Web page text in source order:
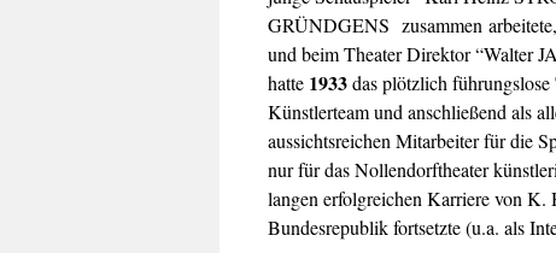
GRÜNDGENS zusammen
und beim Theater Direktor “Walter
hatte 1933das plötzlich führungslose
Künstlerteam und anschließend als
aussichtsreichen Mitarbeiter für die
nur für das Nollendorftheater
langen erfolgreichen Karriere von
Bundesrepublik fortsetzte (u.a. als